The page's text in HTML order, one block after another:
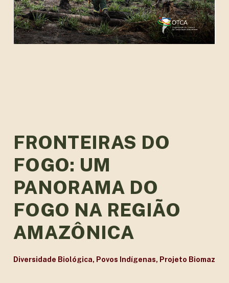
FRONTEIRAS DO
FOGO: UM
PANORAMA DO
FOGO NA REGIÃO
AMAZÔNICA
Diversidade Biológica, Povos Indígenas, Projeto Biomaz